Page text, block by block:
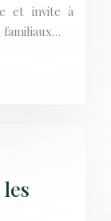
et invite à
familiaux…